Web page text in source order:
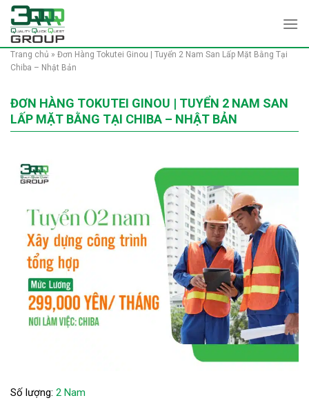
Skip
content
Trang chủ » Đơn Hàng Tokutei Ginou | Tuyển 2 Nam San Lấp Mặt Bằng Tại
Chiba – Nhật Bản
ĐƠN HÀNG TOKUTEI GINOU | TUYỂN 2 NAM SAN
LẤP MẶT BẰNG TẠI CHIBA – NHẬT BẢN
Số lượng: 2 Nam